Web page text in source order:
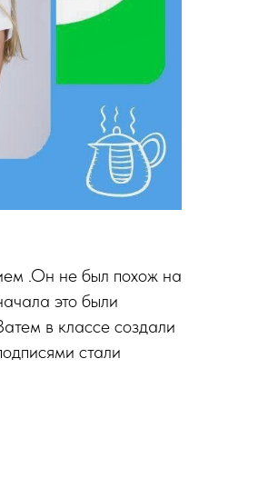
.Он не был похож на
это были
в классе создали
стали